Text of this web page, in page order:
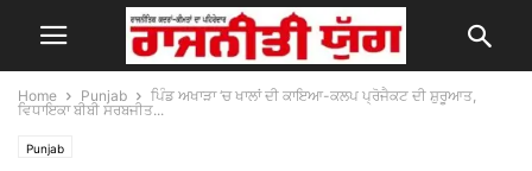
Home Punjab
ਪਿੰਡ ਅਖਾੜਾ ‘ਚ ਖਾਲਾਂ ਦੀ ਕਾਇਆ-ਕਲਪ ਪ੍ਰੋਜੈਕਟ ਦੀ ਸ਼ੁਰੂਆਤ,
ਵਿਧਾਇਕਾ ਬੀਬੀ ਸਰਬਜੀਤ...
Punjab